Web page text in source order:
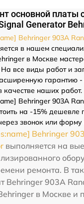
основной платы
Generator
Behringer 903A
в нашем
в Москве
все виды работ и
гарантию
качестве наших работ.
Behringer 903A
на -15%
звонок или форму
Behringer
выполняется на
ремонта. В
Behringer 903A
в Москве и